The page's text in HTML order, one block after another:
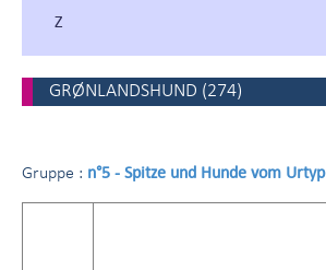
Z
GRØNLANDSHUND (274)
Gruppe : n°5 - Spitze und Hunde vom Urtyp